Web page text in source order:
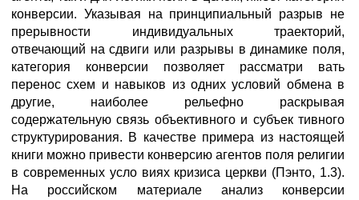
конверсии. Указывая на принципиальный разрыв не
прерывности индивидуальных траекторий,
отвечающий на сдвиги или разрывы в динамике поля,
категория конверсии позволяет рассматри вать
перенос схем и навыков из одних условий обмена в
другие, наиболее рельефно раскрывая
содержательную связь объективного и субъек тивного
структурирования. В качестве примера из настоящей
книги можно привести конверсию агентов поля религии
в современных усло виях кризиса церкви (Пэнто, 1.3).
На российском материале анализ конверсии